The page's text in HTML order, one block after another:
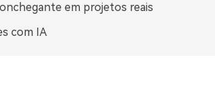
em projetos reais
com IA